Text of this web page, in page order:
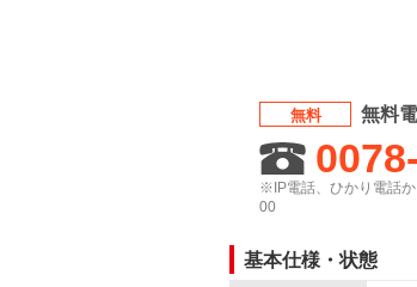
無料 無料
※IP電話、ひかり電話か
00
基本仕様・状態